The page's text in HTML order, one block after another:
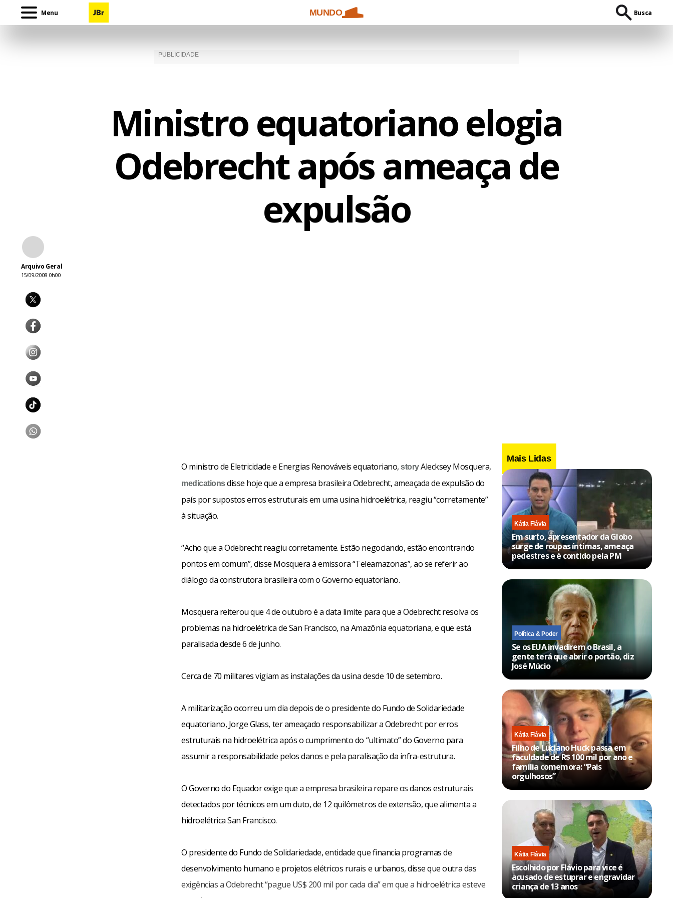
Menu MUNDO Busca
Ministro equatoriano elogia
Odebrecht após ameaça de
expulsão
Arquivo Geral
15/09/2008 0h00
O ministro de Eletricidade e Energias Renováveis equatoriano,storyAlecksey Mosquera,
medicationsdisse hoje que a empresa brasileira Odebrecht, ameaçada de expulsão do
país por supostos erros estruturais em uma usina hidroelétrica, reagiu “corretamente”
à situação.
“Acho que a Odebrecht reagiu corretamente. Estão negociando, estão encontrando
pontos em comum”, disse Mosquera à emissora “Teleamazonas”, ao se referir ao
diálogo da construtora brasileira com o Governo equatoriano.
Mosquera reiterou que 4 de outubro é a data limite para que a Odebrecht resolva os
problemas na hidroelétrica de San Francisco, na Amazônia equatoriana, e que está
paralisada desde 6 de junho.
Cerca de 70 militares vigiam as instalações da usina desde 10 de setembro.
A militarização ocorreu um dia depois de o presidente do Fundo de Solidariedade
equatoriano, Jorge Glass, ter ameaçado responsabilizar a Odebrecht por erros
estruturais na hidroelétrica após o cumprimento do “ultimato” do Governo para
assumir a responsabilidade pelos danos e pela paralisação da infra-estrutura.
O Governo do Equador exige que a empresa brasileira repare os danos estruturais
detectados por técnicos em um duto, de 12 quilômetros de extensão, que alimenta a
hidroelétrica San Francisco.
O presidente do Fundo de Solidariedade, entidade que financia programas de
desenvolvimento humano e projetos elétricos rurais e urbanos, disse que outra das
exigências a Odebrecht “pague US$ 200 mil por cada dia” em que a hidroelétrica esteve
Mais Lidas
Kátia Flávia
Em surto, apresentador da Globo
surge de roupas íntimas, ameaça
pedestres e é contido pela PM
Política & Poder
Se os EUA invadirem o Brasil, a
gente terá que abrir o portão, diz
José Múcio
Kátia Flávia
Filho de Luciano Huck passa em
faculdade de R$ 100 mil por ano e
família comemora: “Pais
orgulhosos”
Kátia Flávia
Escolhido por Flávio para vice é
acusado de estuprar e engravidar
criança de 13 anos